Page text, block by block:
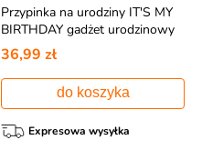
Przypinka na urodziny IT'S MY
BIRTHDAY gadżet urodzinowy
36,99 zł
do koszyka
Expresowa wysyłka